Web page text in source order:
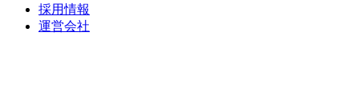
採用情報
運営会社